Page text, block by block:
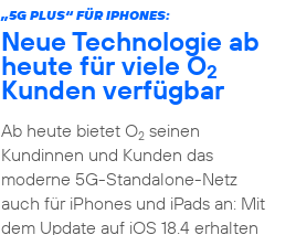
„5G PLUS“ FÜR IPHONES:
Neue Technologie ab
heute für viele O2
Kunden verfügbar
Ab heute bietet O2seinen
Kundinnen und Kunden das
moderne 5G-Standalone-Netz
auch für iPhones und iPads an: Mit
dem Update auf iOS 18.4 erhalten